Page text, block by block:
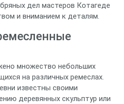
дел мастеров Котагеде
и вниманием к деталям.
множество небольших
на различных ремеслах.
известны своими
деревянных скульптур или